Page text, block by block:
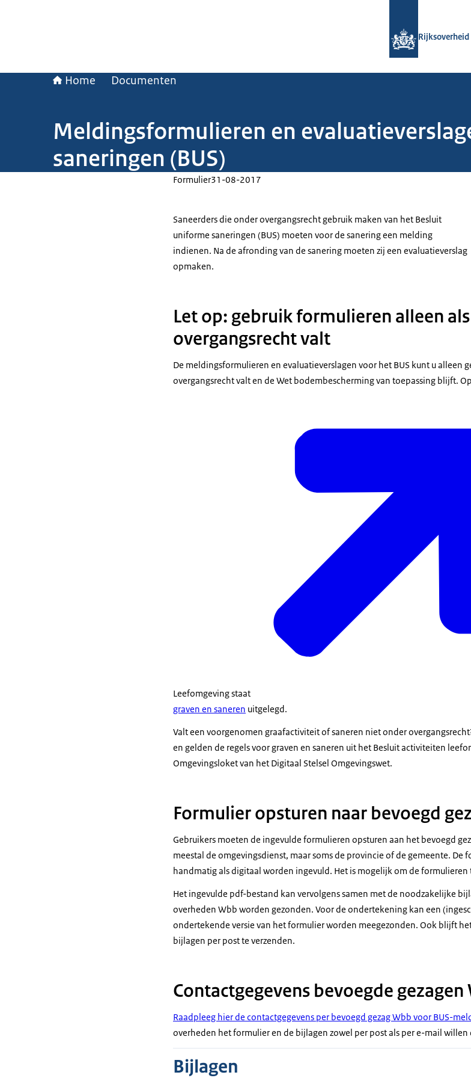
Rijksoverheid
Home Documenten
Meldingsformulieren en
saneringen (BUS)
Formulier31-08-2017
Saneerders die onder overgangsrecht gebruik maken van het Besluit
uniforme saneringen (BUS) moeten voor de sanering een melding
indienen. Na de afronding van de sanering moeten zij een evaluatieverslag
opmaken.
Let op: gebruik formulieren alleen
overgangsrecht valt
De meldingsformulieren en evaluatieverslagen voor het BUS kunt u alleen
overgangsrecht valt en de Wet bodembescherming van toepassing blijft.
Leefomgeving staat
graven en saneren uitgelegd.
Valt een voorgenomen graafactiviteit of saneren niet onder
en gelden de regels voor graven en saneren uit het Besluit activiteiten
Omgevingsloket van het Digitaal Stelsel Omgevingswet.
Formulier opsturen naar bevoegd
Gebruikers moeten de ingevulde formulieren opsturen aan het bevoegd
meestal de omgevingsdienst, maar soms de provincie of de gemeente.
handmatig als digitaal worden ingevuld. Het is mogelijk om de formulieren
Het ingevulde pdf-bestand kan vervolgens samen met de noodzakelijke
overheden Wbb worden gezonden. Voor de ondertekening kan een
ondertekende versie van het formulier worden meegezonden. Ook blijft
bijlagen per post te verzenden.
Contactgegevens bevoegde gezagen
Raadpleeg hier de contactgegevens per bevoegd gezag Wbb voor BUS-
overheden het formulier en de bijlagen zowel per post als per e-mail willen
Bijlagen